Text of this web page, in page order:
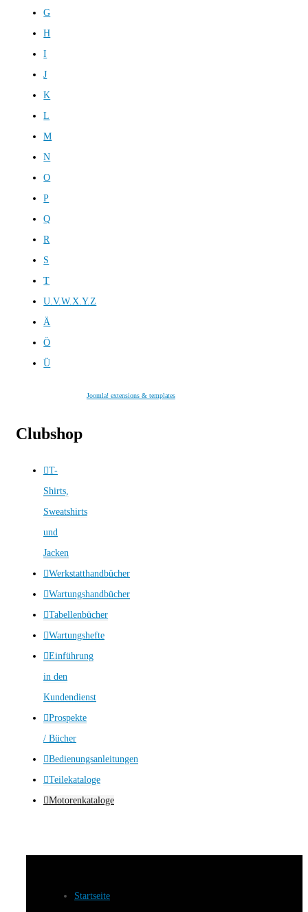
G
H
I
J
K
L
M
N
O
P
Q
R
S
T
U.V.W.X.Y.Z
Ä
Ö
Ü
Joomla! extensions & templates
Clubshop
T-
Shirts,
Sweatshirts
und
Jacken
Werkstatthandbücher
Wartungshandbücher
Tabellenbücher
Wartungshefte
Einführung
in den
Kundendienst
Prospekte
/ Bücher
Bedienungsanleitungen
Teilekataloge
Motorenkataloge
Startseite